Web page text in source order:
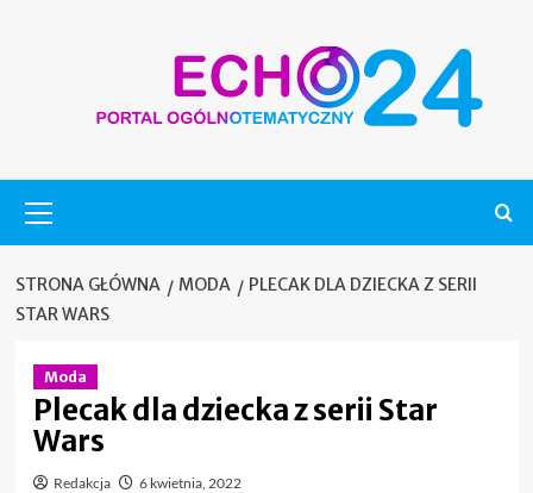
główne
STRONA GŁÓWNA MODA
PLECAK DLA DZIECKA Z SERII
STAR WARS
Moda
Plecak dla dziecka z serii Star
Wars
Redakcja 6 kwietnia, 2022